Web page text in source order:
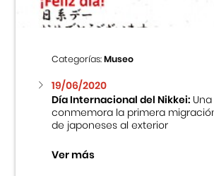
Categorías:Museo
19/06/2020
Día Internacional del Nikkei:Una
conmemora la primera
de japoneses al exterior
Ver más